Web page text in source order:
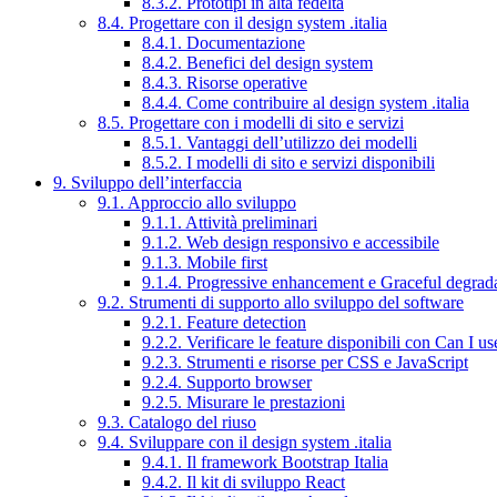
8.4. Progettare con il design system .italia
8.4.1. Documentazione
8.4.2. Benefici del design system
8.4.3. Risorse operative
8.4.4. Come contribuire al design system .italia
8.5. Progettare con i modelli di sito e servizi
8.5.1. Vantaggi dell’utilizzo dei modelli
8.5.2. I modelli di sito e servizi disponibili
9. Sviluppo dell’interfaccia
9.1. Approccio allo sviluppo
9.1.1. Attività preliminari
9.1.2. Web design responsivo e accessibile
9.1.3. Mobile first
9.1.4. Progressive enhancement e Graceful
9.2. Strumenti di supporto allo sviluppo del software
9.2.1. Feature detection
9.2.2. Verificare le feature disponibili con Can I
9.2.3. Strumenti e risorse per CSS e JavaScript
9.2.4. Supporto browser
9.2.5. Misurare le prestazioni
9.3. Catalogo del riuso
9.4. Sviluppare con il design system .italia
9.4.1. Il framework Bootstrap Italia
9.4.2. Il kit di sviluppo React